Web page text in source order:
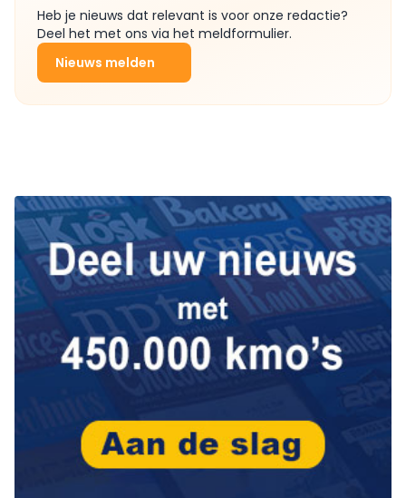
Heb je nieuws dat relevant is voor onze redactie?
Deel het met ons via het meldformulier.
Nieuws melden